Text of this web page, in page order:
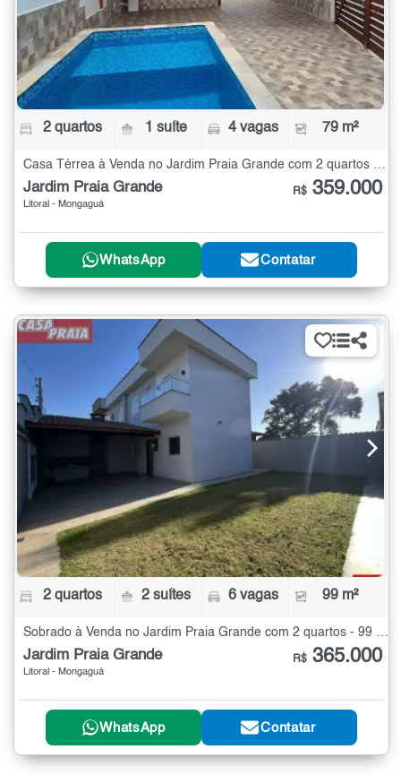
2 quartos 1 suíte 4 vagas 79 m²
Casa Térrea à Venda no Jardim Praia Grande com 2 quartos - 79 m²
Jardim Praia Grande
Litoral - Mongaguá
R$ 359.000
WhatsApp Contatar
2 quartos 2 suítes 6 vagas 99 m²
Sobrado à Venda no Jardim Praia Grande com 2 quartos - 99 m²
Jardim Praia Grande
Litoral - Mongaguá
R$ 365.000
WhatsApp Contatar